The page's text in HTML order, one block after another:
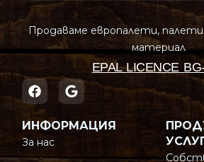
Продаваме европалети,
материал
EPAL LICENCE
ИНФОРМАЦИЯ
За нас